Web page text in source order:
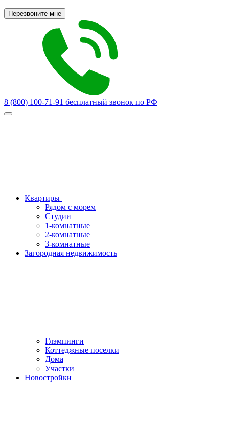
Перезвоните мне
8 (800) 100-71-91 бесплатный звонок по РФ
Квартиры
Рядом с морем
Студии
1-комнатные
2-комнатные
3-комнатные
Загородная недвижимость
Глэмпинги
Коттеджные поселки
Дома
Участки
Новостройки